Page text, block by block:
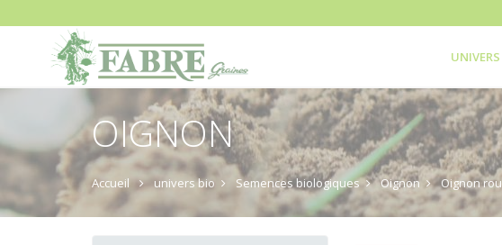
OIGNON
Accueil univers bio Semences biologiques Oignon Oignon